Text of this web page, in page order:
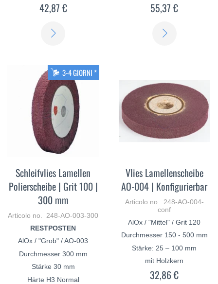
42,87 €
PIÙ
55,37 €
3-4 GIORNI *
Schleifvlies Lamellen
Polierscheibe | Grit 100 |
300 mm
Articolo no. 248-AO-003-300
RESTPOSTEN
AlOx / "Grob" / AO-003
Durchmesser 300 mm
Stärke 30 mm
Härte H3 Normal
Vlies Lamellenscheibe
AO-004 | Konfigurierbar
Articolo no. 248-AO-004-
conf
AlOx / "Mittel" / Grit 120
Durchmesser 150 - 500 mm
Stärke: 25 – 100 mm
mit Holzkern
32,86 €